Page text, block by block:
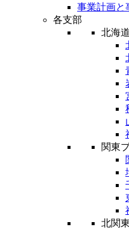
事業計画と
各支部
北海
関東
北関